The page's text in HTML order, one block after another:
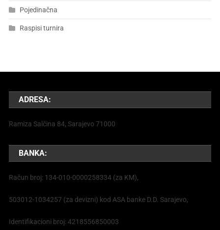
Pojedinačna
Raspisi turnira
ADRESA:
Ramiza Salčina 84, Sarajevo 71000
BANKA:
Račun broj: 134-010-0000258334 (za KM),
503012-1034257 (za devizni) kod ASA banke D.D. Sarajevo,
Identifikacioni broj: 4218556850003